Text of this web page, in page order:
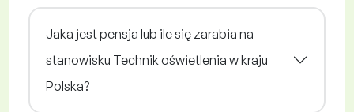
Jaka jest pensja lub ile się zarabia na
stanowisku Technik oświetlenia w kraju
Polska?